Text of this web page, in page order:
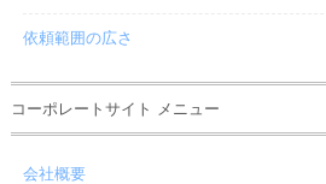
依頼範囲の広さ
コーポレートサイト メニュー
会社概要